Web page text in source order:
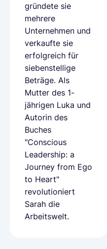
gründete sie
mehrere
Unternehmen und
verkaufte sie
erfolgreich für
siebenstellige
Beträge. Als
Mutter des 1-
jährigen Luka und
Autorin des
Buches
"Conscious
Leadership: a
Journey from Ego
to Heart"
revolutioniert
Sarah die
Arbeitswelt.